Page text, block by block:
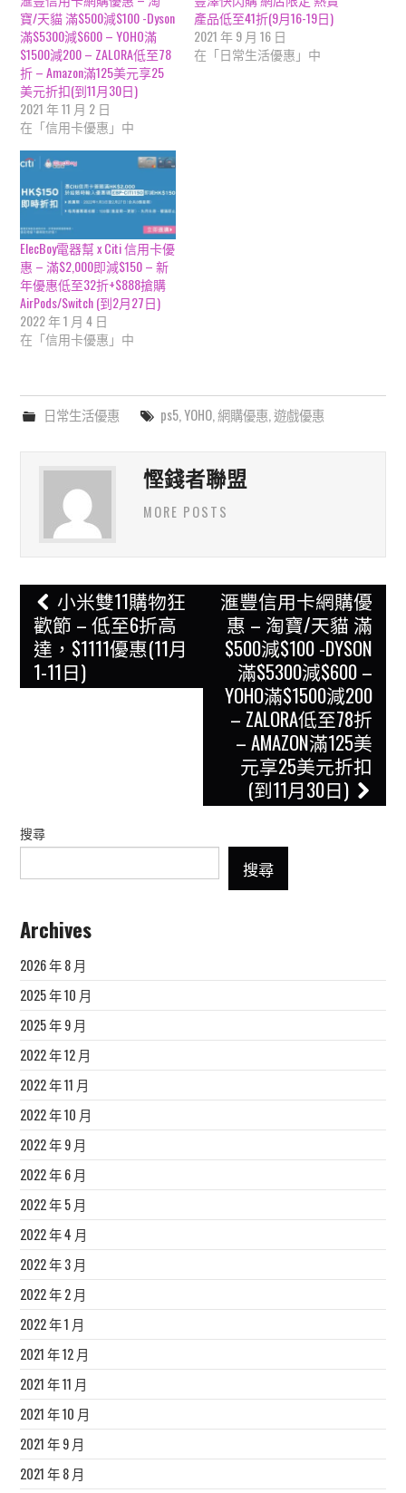
寶/天貓 滿$500減$100 -Dyson
滿$5300減$600 – YOHO滿
$1500減200 – ZALORA低至78
折 – Amazon滿125美元享25
美元折扣(到11月30日)
2021 年 11 月 2 日
在「信用卡優惠」中
產品低至41折(9月16-19日)
2021 年 9 月 16 日
在「日常生活優惠」中
ElecBoy電器幫 x Citi 信用卡優
惠 – 滿$2,000即減$150 – 新
年優惠低至32折+$888搶購
AirPods/Switch (到2月27日)
2022 年 1 月 4 日
在「信用卡優惠」中
日常生活優惠 ps5, YOHO, 網購優惠, 遊戲優惠
慳錢者聯盟
MORE POSTS
Post
navigation
小米雙11購物狂
歡節 – 低至6折高
達，$1111優惠(11月
1-11日)
滙豐信用卡網購優
惠 – 淘寶/天貓 滿
$500減$100 -DYSON
滿$5300減$600 –
YOHO滿$1500減200
– ZALORA低至78折
– AMAZON滿125美
元享25美元折扣
(到11月30日)
搜尋
搜尋
Archives
2026 年 8 月
2025 年 10 月
2025 年 9 月
2022 年 12 月
2022 年 11 月
2022 年 10 月
2022 年 9 月
2022 年 6 月
2022 年 5 月
2022 年 4 月
2022 年 3 月
2022 年 2 月
2022 年 1 月
2021 年 12 月
2021 年 11 月
2021 年 10 月
2021 年 9 月
2021 年 8 月